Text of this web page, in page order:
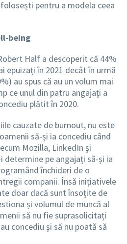
pentru a modela ceea
being
Half a descoperit că 44%
epuizați în 2021 decât în ​​urmă
au spus că au un volum mai
ce unul din patru angajați a
plătit în 2020.
cauzate de burnout, nu este
să-și ia concediu când
Mozilla, LinkedIn și
determine pe angajați să-și ia
închideri de o
companii. Însă inițiativele
doar dacă sunt însoțite de
și volumul de muncă al
să nu fie suprasolicitați
concediu și să nu poată să